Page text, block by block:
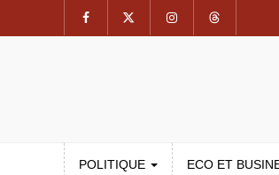
POLITIQUE ECO ET